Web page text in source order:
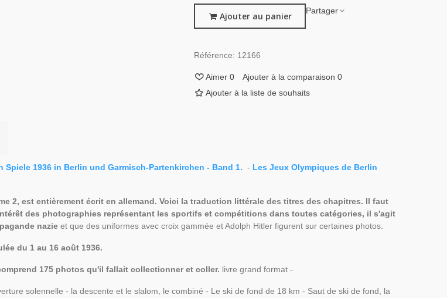
Ajouter au panier
Partager
Référence: 12166
Aimer 0 Ajouter à la comparaison 0
Ajouter à la liste de souhaits
Spiele 1936 in Berlin und Garmisch-Partenkirchen - Band 1. - Les Jeux Olympiques de Berlin
2, est entièrement écrit en allemand. Voici la traduction littérale des titres des chapitres. Il faut
des photographies représentant les sportifs et compétitions dans toutes catégories, il s'agit
nazie et que des uniformes avec croix gammée et Adolph Hitler figurent sur certaines photos.
du 1 au 16 août 1936.
175 photos qu'il fallait collectionner et coller. livre grand format -
solennelle - la descente et le slalom, le combiné - Le ski de fond de 18 km - Saut de ski de fond, la